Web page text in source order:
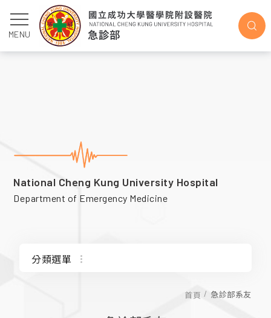
急診部系友
MENU
National Cheng Kung University Hospital
Department of Emergency Medicine
分類選單
首頁 急診部系友